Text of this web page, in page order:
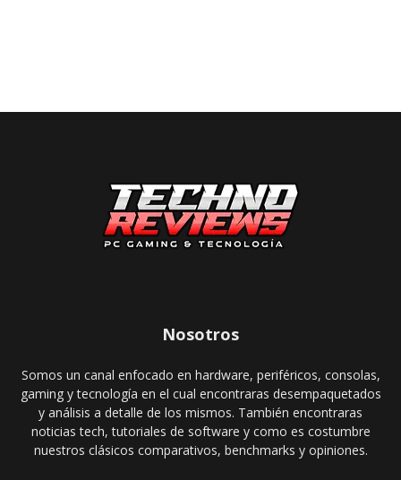
Nosotros
Somos un canal enfocado en hardware, periféricos, consolas,
gaming y tecnología en el cual encontraras desempaquetados
y análisis a detalle de los mismos. También encontraras
noticias tech, tutoriales de software y como es costumbre
nuestros clásicos comparativos, benchmarks y opiniones.